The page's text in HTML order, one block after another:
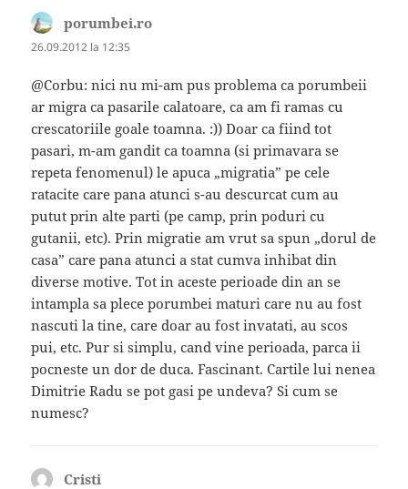
porumbei.ro
26.09.2012 la 12:35
@Corbu: nici nu mi-am pus problema ca porumbeii
ar migra ca pasarile calatoare, ca am fi ramas cu
crescatoriile goale toamna. :)) Doar ca fiind tot
pasari, m-am gandit ca toamna (si primavara se
repeta fenomenul) le apuca „migratia” pe cele
ratacite care pana atunci s-au descurcat cum au
putut prin alte parti (pe camp, prin poduri cu
gutanii, etc). Prin migratie am vrut sa spun „dorul de
casa” care pana atunci a stat cumva inhibat din
diverse motive. Tot in aceste perioade din an se
intampla sa plece porumbei maturi care nu au fost
nascuti la tine, care doar au fost invatati, au scos
pui, etc. Pur si simplu, cand vine perioada, parca ii
pocneste un dor de duca. Fascinant. Cartile lui nenea
Dimitrie Radu se pot gasi pe undeva? Si cum se
numesc?
Cristi